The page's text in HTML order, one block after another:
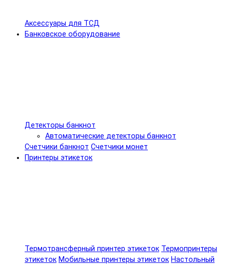
Аксессуары для ТСД
Банковское оборудование
Детекторы банкнот
Автоматические детекторы банкнот
Счетчики банкнот Счетчики монет
Принтеры этикеток
Термотрансферный принтер этикеток Термопринтеры
этикеток Мобильные принтеры этикеток Настольный